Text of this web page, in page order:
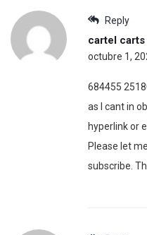
Reply
cartel carts
octubre 1,
684455
as I cant in
hyperlink or
Please let
subscribe.